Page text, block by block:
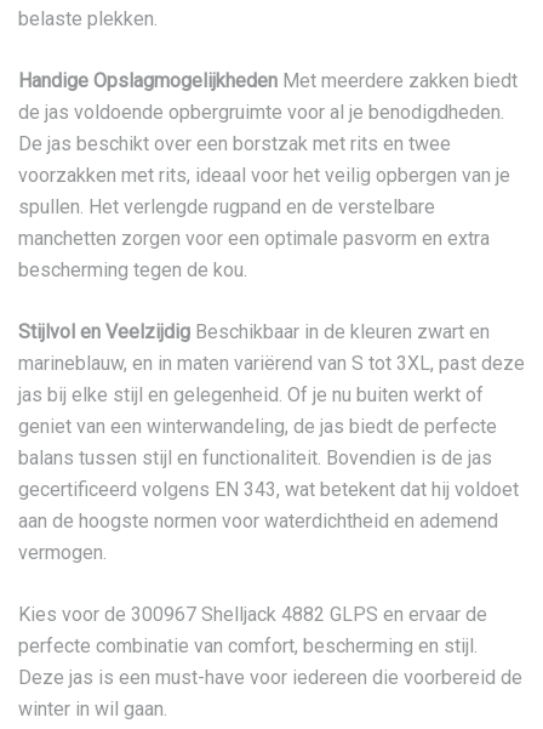
belaste plekken.
Handige Opslagmogelijkheden Met meerdere zakken biedt
de jas voldoende opbergruimte voor al je benodigdheden.
De jas beschikt over een borstzak met rits en twee
voorzakken met rits, ideaal voor het veilig opbergen van je
spullen. Het verlengde rugpand en de verstelbare
manchetten zorgen voor een optimale pasvorm en extra
bescherming tegen de kou.
Stijlvol en Veelzijdig Beschikbaar in de kleuren zwart en
marineblauw, en in maten variërend van S tot 3XL, past deze
jas bij elke stijl en gelegenheid. Of je nu buiten werkt of
geniet van een winterwandeling, de jas biedt de perfecte
balans tussen stijl en functionaliteit. Bovendien is de jas
gecertificeerd volgens EN 343, wat betekent dat hij voldoet
aan de hoogste normen voor waterdichtheid en ademend
vermogen.
Kies voor de 300967 Shelljack 4882 GLPS en ervaar de
perfecte combinatie van comfort, bescherming en stijl.
Deze jas is een must-have voor iedereen die voorbereid de
winter in wil gaan.